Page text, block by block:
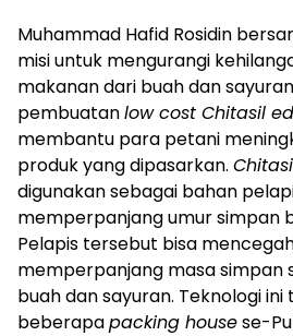
Muhammad Hafid Rosidin
misi untuk mengurangi
makanan dari buah dan
pembuatanlow cost Chitasil
membantu para petani
produk yang dipasarkan.
digunakan sebagai bahan
memperpanjang umur simpan
Pelapis tersebut bisa
memperpanjang masa simpan
buah dan sayuran. Teknologi
beberapapacking housese-